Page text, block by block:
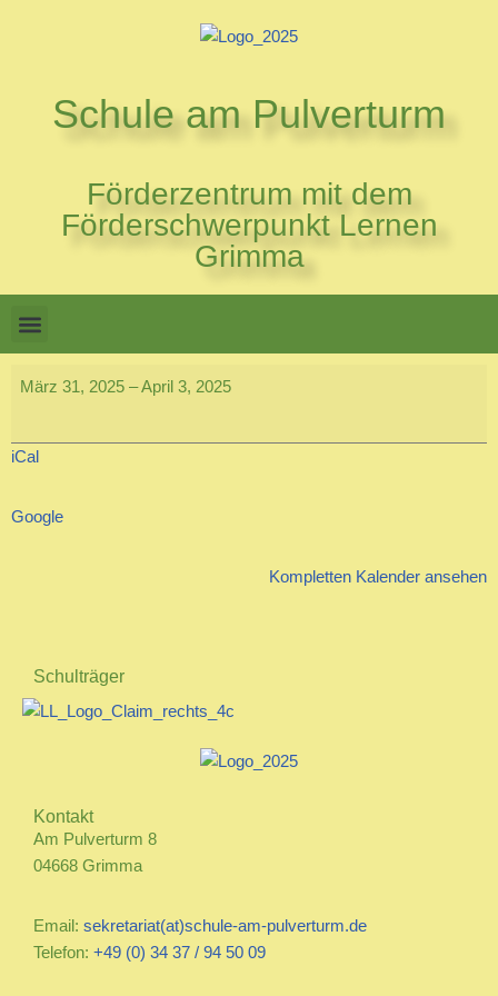
springenSchule am Pulverturm
Förderzentrum mit dem
Förderschwerpunkt Lernen
Grimma
März 31, 2025 –April 3, 2025
iCal
Google
Kompletten Kalender ansehen
Schulträger
Kontakt
Am Pulverturm 8
04668 Grimma
Email: sekretariat(at)schule-am-pulverturm.de
Telefon: +49 (0) 34 37 / 94 50 09